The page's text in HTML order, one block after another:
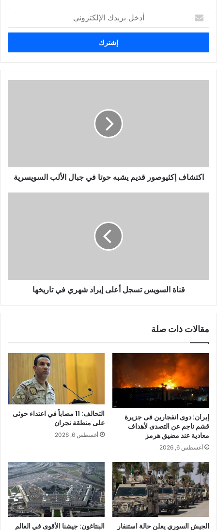
خ
ب
ر
ر
اكتشاف إكثيوصور قديم يشبه حوتا في جبال الألب السويسرية
قناة السويس تسجل أعلى إيراد شهري في تاريخها
مقالات ذات صلة
إيران: دوى انفجارين فى جزيرة
قشم ناجم عن التصدى لأهداف
معادية عند مضيق هرمز
أغسطس 6, 2026
التحالف: 11 مصاباً في اعتداء حوثى
على منطقة نجران
أغسطس 6, 2026
الجيش السوري يعلن حالة استنفار البنتاغون: جيشنا الأقوى في العالم